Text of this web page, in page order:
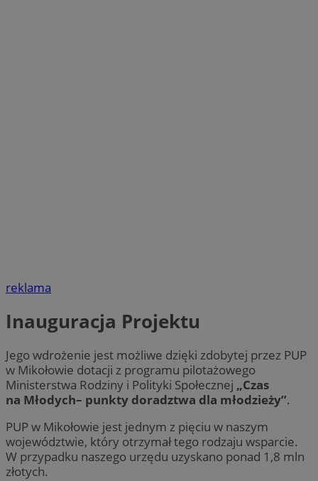
reklama
Inauguracja Projektu
Jego wdrożenie jest możliwe dzięki zdobytej przez PUP
w Mikołowie dotacji z programu pilotażowego
Ministerstwa Rodziny i Polityki Społecznej „Czas
na Młodych– punkty doradztwa dla młodzieży”.
PUP w Mikołowie jest jednym z pięciu w naszym
województwie, który otrzymał tego rodzaju wsparcie.
W przypadku naszego urzędu uzyskano ponad 1,8 mln
złotych.